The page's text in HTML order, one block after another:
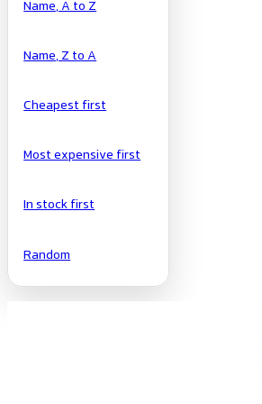
Name, A to Z
Name, Z to A
Cheapest first
Most expensive first
In stock first
Random